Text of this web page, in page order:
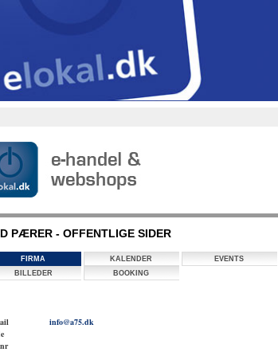
PÆRER - OFFENTLIGE SIDER
FIRMA KALENDER EVENTS
BILLEDER
BOOKING
info@a75.dk